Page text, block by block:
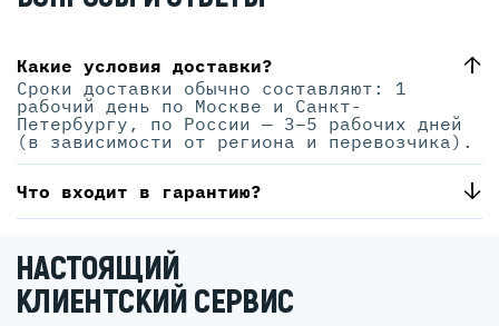
Какие условия доставки?
Сроки доставки обычно составляют: 1
рабочий день по Москве и Санкт-
Петербургу, по России — 3–5 рабочих дней
(в зависимости от региона и перевозчика).
Что входит в гарантию?
НАСТОЯЩИЙ
КЛИЕНТСКИЙ СЕРВИС